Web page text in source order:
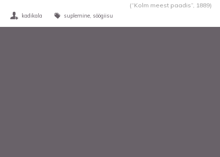
(“Kolm meest paadis”, 1889)
kadikala suplemine söögiisu